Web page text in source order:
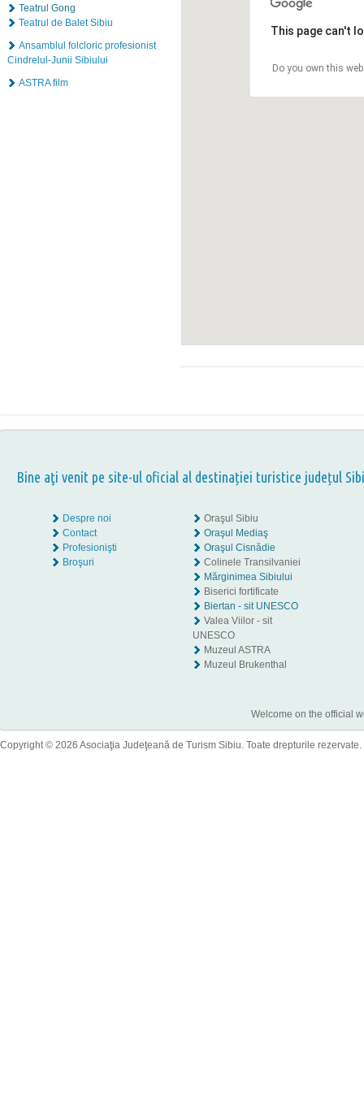
Teatrul Gong
Teatrul de Balet Sibiu
Ansamblul folcloric profesionist
Cindrelul-Junii Sibiului
ASTRA film
This page can't
Do you own this
Bine aţi venit pe site-ul oficial al destinației turistice județul
Despre noi
Contact
Profesionişti
Broşuri
Oraşul Sibiu
Oraşul Mediaş
Oraşul Cisnădie
Colinele Transilvaniei
Mărginimea Sibiului
Biserici fortificate
Biertan - sit UNESCO
Valea Viilor - sit
UNESCO
Muzeul ASTRA
Muzeul Brukenthal
Welcome on the official
Copyright © 2026 Asociaţia Judeţeană de Turism Sibiu. Toate drepturile rezervate.